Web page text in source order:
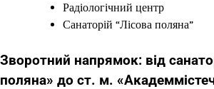
Радіологічний центр
Санаторій “Лісова поляна”
Зворотний напрямок: від
поляна» до ст. м.